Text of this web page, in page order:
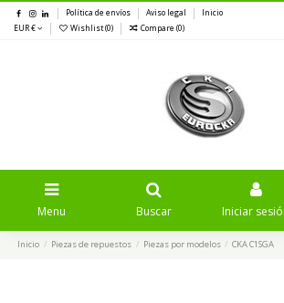
Política de envíos Aviso legal
Inicio
EUR €
Wishlist (0) Compare (0)
Menu Buscar Iniciar
Inicio Piezas de repuestos Piezas por modelos CKA C1SGA